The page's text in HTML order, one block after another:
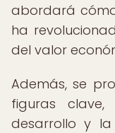
abordará
ha
del valor
Además, se
figuras
desarrollo y